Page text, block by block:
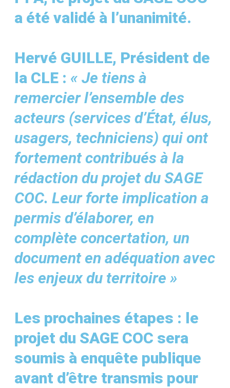
a été validé à l’unanimité.
Hervé GUILLE, Président de
la CLE : « Je tiens à
remercier l’ensemble des
acteurs (services d’État, élus,
usagers, techniciens) qui ont
fortement contribués à la
rédaction du projet du SAGE
COC. Leur forte implication a
permis d’élaborer, en
complète concertation, un
document en adéquation avec
les enjeux du territoire »
Les prochaines étapes : le
projet du SAGE COC sera
soumis à enquête publique
avant d’être transmis pour